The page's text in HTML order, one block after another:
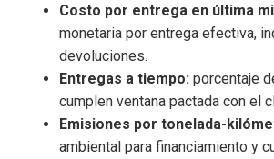
Costo por entrega en última
monetaria por entrega efectiva,
devoluciones.
Entregas a tiempo: porcentaje
cumplen ventana pactada con el
Emisiones por tonelada-
ambiental para financiamiento y